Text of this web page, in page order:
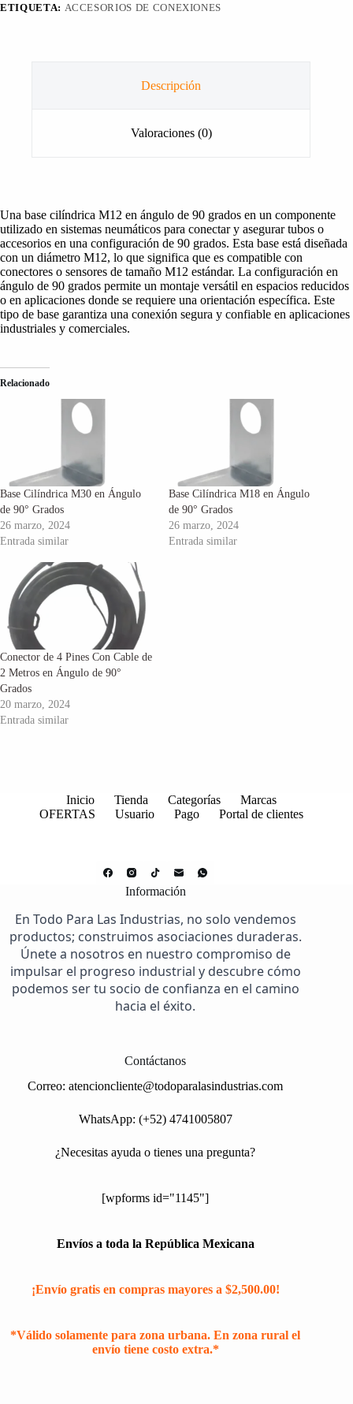
ETIQUETA: ACCESORIOS DE CONEXIONES
Descripción
Valoraciones (0)
Una base cilíndrica M12 en ángulo de 90 grados en un componente
utilizado en sistemas neumáticos para conectar y asegurar tubos o
accesorios en una configuración de 90 grados. Esta base está diseñada
con un diámetro M12, lo que significa que es compatible con
conectores o sensores de tamaño M12 estándar. La configuración en
ángulo de 90 grados permite un montaje versátil en espacios reducidos
o en aplicaciones donde se requiere una orientación específica. Este
tipo de base garantiza una conexión segura y confiable en aplicaciones
industriales y comerciales.
Relacionado
Base Cilíndrica M30 en Ángulo
de 90° Grados
26 marzo, 2024
Entrada similar
Base Cilíndrica M18 en Ángulo
de 90° Grados
26 marzo, 2024
Entrada similar
Conector de 4 Pines Con Cable de
2 Metros en Ángulo de 90°
Grados
20 marzo, 2024
Entrada similar
Inicio Tienda Categorías
Marcas
OFERTAS
Usuario Pago Portal de clientes
Información
En Todo Para Las Industrias, no solo vendemos
productos; construimos asociaciones duraderas.
Únete a nosotros en nuestro compromiso de
impulsar el progreso industrial y descubre cómo
podemos ser tu socio de confianza en el camino
hacia el éxito.
Contáctanos
Correo:atencioncliente@todoparalasindustrias.com
WhatsApp: (+52) 4741005807
¿Necesitas ayuda o tienes una pregunta?
[wpforms id="1145"]
Envíos a toda la República Mexicana
¡Envío gratis en compras mayores a $2,500.00!
*Válido solamente para zona urbana. En zona rural el
envío tiene costo extra.*